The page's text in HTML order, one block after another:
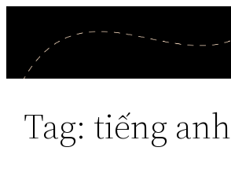
content
Tag: tiếng anh